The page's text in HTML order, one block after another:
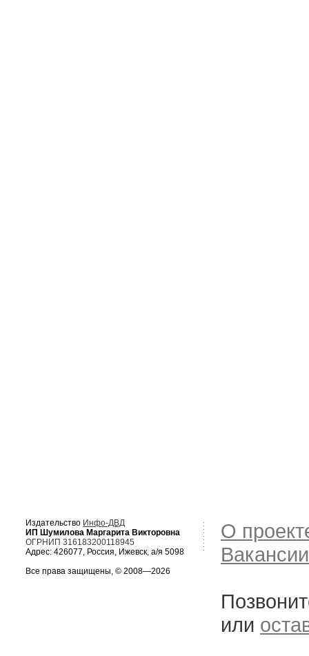
Издательство Инфо-ДВД
ИП Шумилова Маргарита Викторовна
ОГРНИП 316183200118945
Адрес: 426077, Россия, Ижевск, а/я 5098
Все права защищены, © 2008—2026
О
Вакансии
или